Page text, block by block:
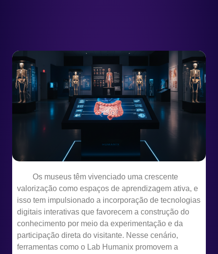
Os museus têm vivenciado uma crescente
valorização como espaços de aprendizagem ativa, e
isso tem impulsionado a incorporação de tecnologias
digitais interativas que favorecem a construção do
conhecimento por meio da experimentação e da
participação direta do visitante. Nesse cenário,
ferramentas como o Lab Humanix promovem a